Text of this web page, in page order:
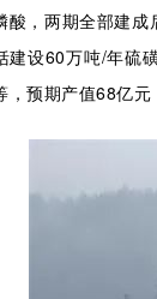
酸，两期全部建
建设60万吨/年硫
，预期产值68亿